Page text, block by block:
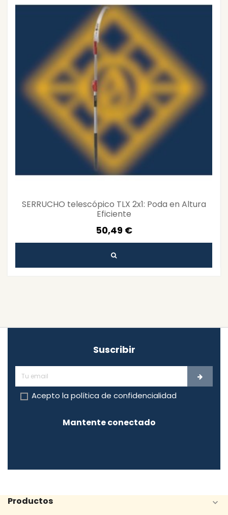
SERRUCHO telescópico TLX 2x1: Poda en Altura
Eficiente
50,49 €
Suscribir
Acepto la política de confidencialidad
Mantente conectado
Productos 